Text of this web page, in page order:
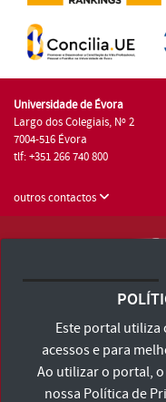
Universidade de Évora
Largo dos Colegiais, Nº 2
7004-516 Évora
tlf: +351 266 740 800
outros contactos
Consulte os
Este portal
acessos e para
Ao utilizar o portal,
nossa Política de